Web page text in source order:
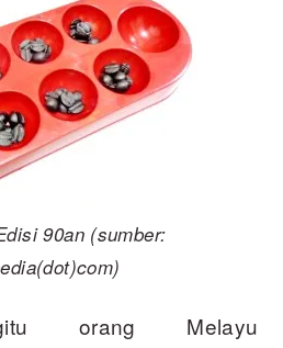
90an (sumber:
orang Melayu